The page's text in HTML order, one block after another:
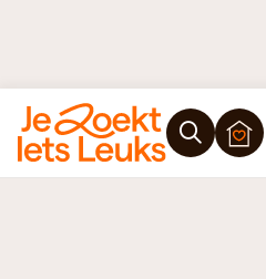
Vrijblijvende offerte